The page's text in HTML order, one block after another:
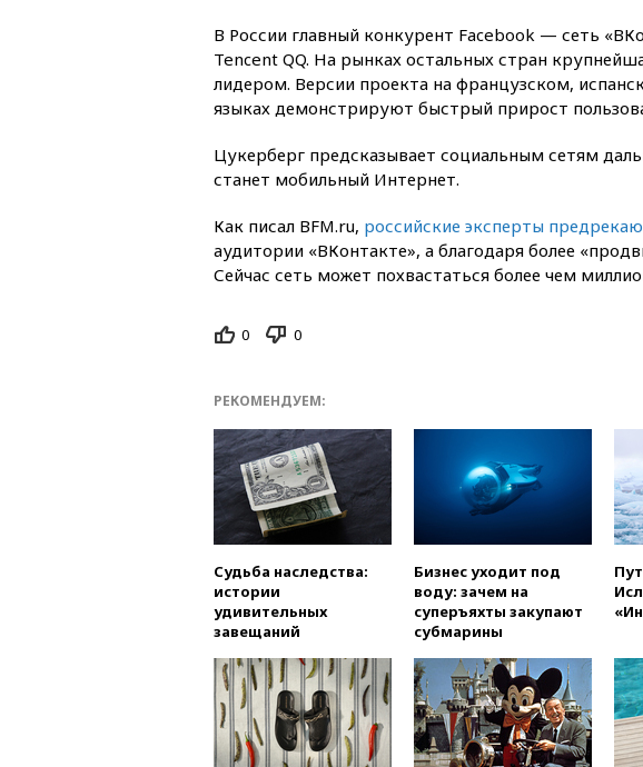
В России главный конкурент Facebook — сеть
Tencent QQ. На рынках остальных стран
лидером. Версии проекта на французском,
языках демонстрируют быстрый прирост
Цукерберг предсказывает социальным сетям
станет мобильный Интернет.
Как писал BFM.ru, российские эксперты
аудитории «ВКонтакте», а благодаря более
Сейчас сеть может похвастаться более чем
0 0
РЕКОМЕНДУЕМ:
Судьба наследства:
истории
удивительных
завещаний
Бизнес уходит под
воду: зачем на
суперъяхты закупают
субмарины